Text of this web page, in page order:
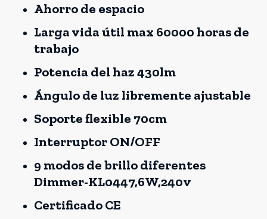
Ahorro de espacio
Larga vida útil max 60000 horas de
trabajo
Potencia del haz 430lm
Ángulo de luz libremente ajustable
Soporte flexible 70cm
Interruptor ON/OFF
9 modos de brillo diferentes
Dimmer-KL0447,6W,240v
Certificado CE